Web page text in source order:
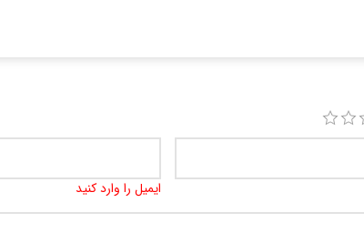
ایمیل را وارد کنید